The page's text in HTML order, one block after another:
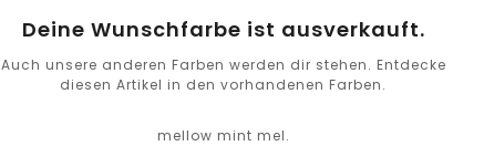
Deine Wunschfarbe ist ausverkauft.
Auch unsere anderen Farben werden dir stehen. Entdecke
diesen Artikel in den vorhandenen Farben.
mellow mint mel.